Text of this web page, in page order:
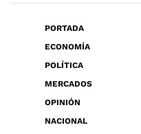
PORTADA
ECONOMÍA
POLÍTICA
MERCADOS
OPINIÓN
NACIONAL